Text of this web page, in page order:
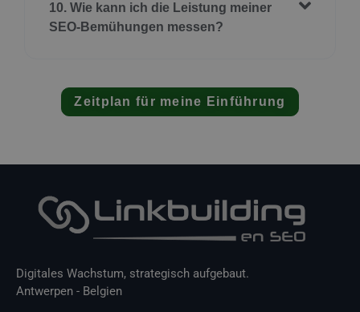
10. Wie kann ich die Leistung meiner
SEO-Bemühungen messen?
Zeitplan für meine Einführung
Digitales Wachstum, strategisch aufgebaut.
Antwerpen - Belgien